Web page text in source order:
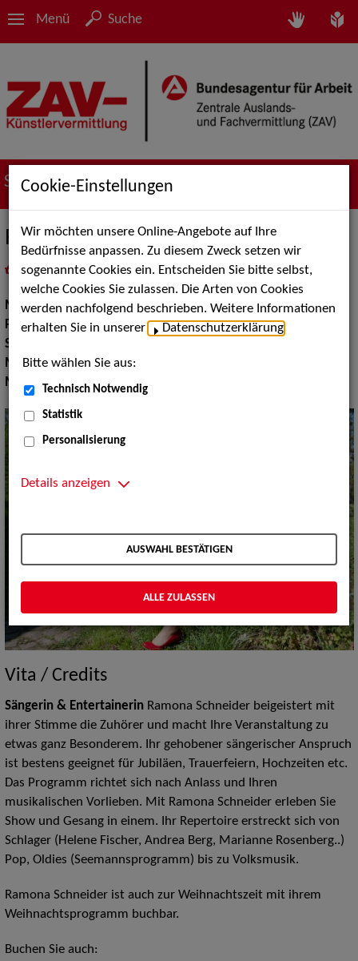
Menü Suche
Suche nach Künstler*innen
Ramona Schneider
als PDF speichern
inMeine Merklistelegen
Musik:Pop, Rock & Tanzmusik
Pop Rock Tanzmusik:Deutscher Pop Rock Schlager, Oldies
Show:
Moderation:Moderator / Moderatorin
Musik Shows:Sänger / Sängerin
Vita / Credits
Sängerin & EntertainerinRamona Schneider beigeistert mit
ihrer Stimme die Zuhörer und macht Ihre Veranstaltung zu
etwas ganz Besonderem. Ihr gehobener sängerischer Anspruch
ist bestens geeignet für Jubiläen, Trauerfeiern, Hochzeiten etc.
Das Programm richtet sich nach Anlass und Ihren
musikalischen Vorlieben. Mit Ramona Schneider erleben Sie
Show und Gesang in einem. Ihr Repertoireerstreckt sich von
Schlager (Helene Fischer, Andrea Berg, Marianne Rosenberg..)
Pop, Oldies (Seemannsprogramm) bis zu Volksmusik.
Ramona Schneider ist auch zur Weihnachtszeit mit ihrem
Weihnachtsprogramm buchbar.
Buchen Sie auch:
Cookie-Einstellungen
Wir möchten unsere Online-Angebote auf Ihre
Bedürfnisse anpassen. Zu diesem Zweck setzen wir
sogenannte Cookies ein. Entscheiden Sie bitte selbst,
welche Cookies Sie zulassen. Die Arten von Cookies
werden nachfolgend beschrieben. Weitere Informationen
erhalten Sie in unserer
Datenschutzerklärung
Bitte wählen Sie aus:
Technisch Notwendig
Statistik
Personalisierung
Details anzeigen
AUSWAHL BESTÄTIGEN
ALLE ZULASSEN